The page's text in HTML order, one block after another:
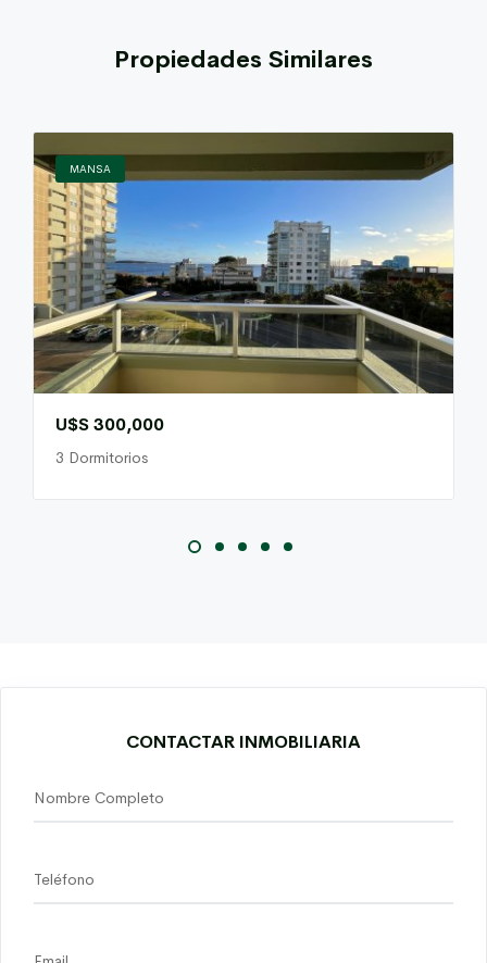
Propiedades Similares
MANSA
U$S 300,000
3 Dormitorios
CONTACTAR INMOBILIARIA